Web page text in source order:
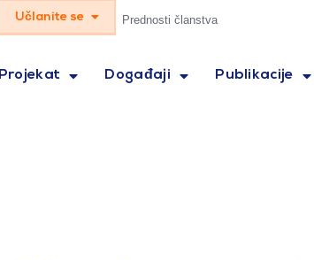
Učlanite se Prednosti članstva
Projekat Događaji Publikacije